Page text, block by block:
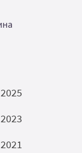
2025
2023
2021